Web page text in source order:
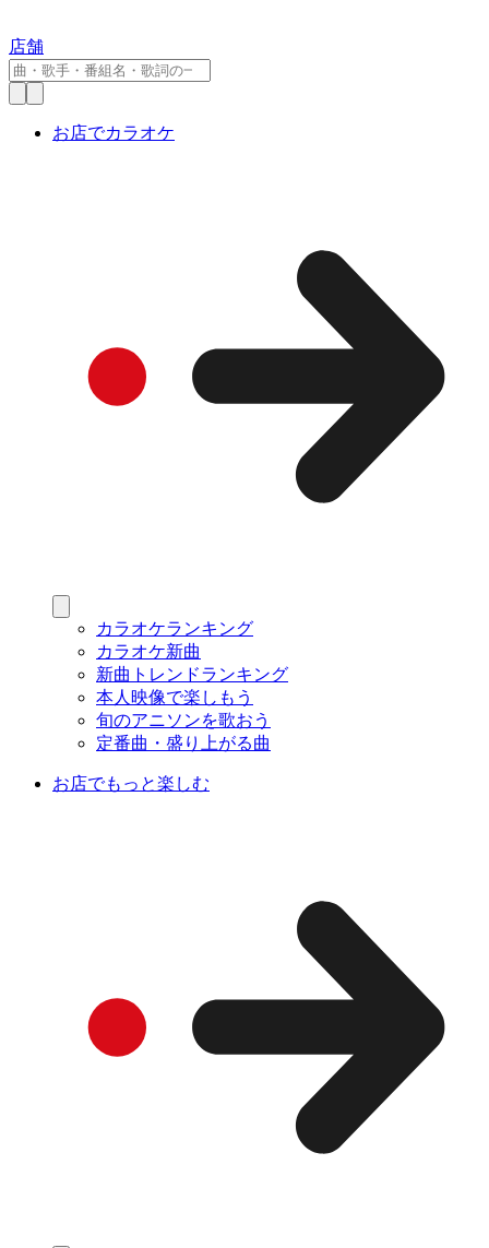
店舗
お店でカラオケ
カラオケランキング
カラオケ新曲
新曲トレンドランキング
本人映像で楽しもう
旬のアニソンを歌おう
定番曲・盛り上がる曲
お店でもっと楽しむ